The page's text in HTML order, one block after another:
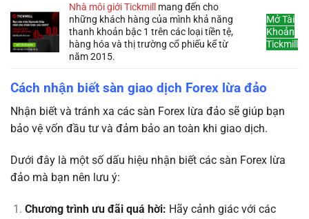
Nhà môi giới Tickmill mang đến cho
những khách hàng của mình khả năng
thanh khoản bậc 1 trên các loại tiền tệ,
hàng hóa và thị trường cổ phiếu kể từ
năm 2015.
Mở Tài
Khoản
Tickmill
Cách nhận biết sàn giao dịch Forex lừa đảo
Nhận biết và tránh xa các sàn Forex lừa đảo sẽ giúp bạn
bảo vệ vốn đầu tư và đảm bảo an toàn khi giao dịch.
Dưới đây là một số dấu hiệu nhận biết các sàn Forex lừa
đảo mà bạn nên lưu ý:
Chương trình ưu đãi quá hời: Hãy cảnh giác với các